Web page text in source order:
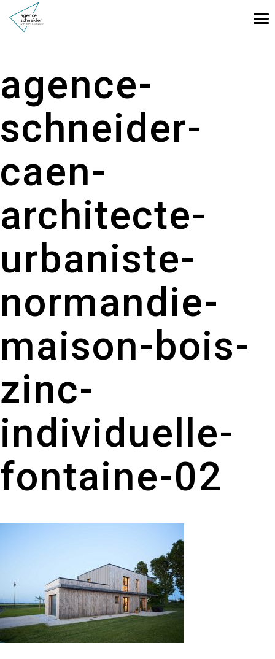
agence-
schneider-
caen-
architecte-
urbaniste-
normandie-
maison-bois-
zinc-
individuelle-
fontaine-02